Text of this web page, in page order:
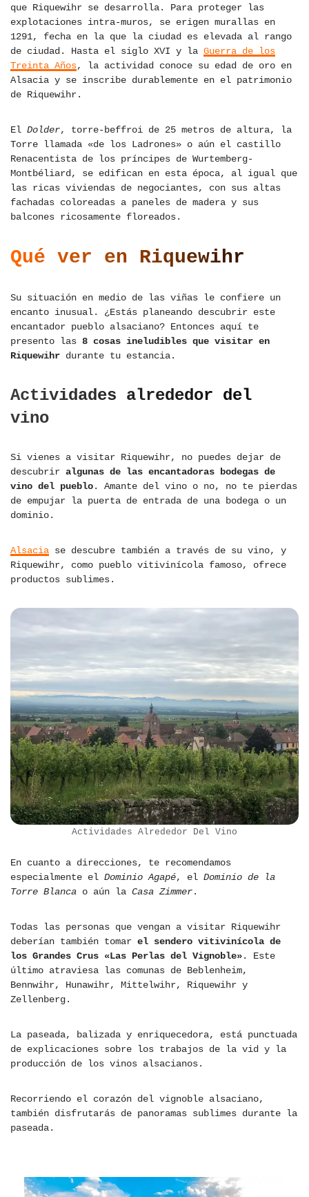
que Riquewihr se desarrolla. Para proteger las
explotaciones intra-muros, se erigen murallas en
1291, fecha en la que la ciudad es elevada al rango
de ciudad. Hasta el siglo XVI y la Guerra de los
Treinta Años, la actividad conoce su edad de oro en
Alsacia y se inscribe durablemente en el patrimonio
de Riquewihr.
El Dolder, torre-beffroi de 25 metros de altura, la
Torre llamada «de los Ladrones» o aún el castillo
Renacentista de los príncipes de Wurtemberg-
Montbéliard, se edifican en esta época, al igual que
las ricas viviendas de negociantes, con sus altas
fachadas coloreadas a paneles de madera y sus
balcones ricosamente floreados.
Qué ver en Riquewihr
Su situación en medio de las viñas le confiere un
encanto inusual. ¿Estás planeando descubrir este
encantador pueblo alsaciano? Entonces aquí te
presento las 8 cosas ineludibles que visitar en
Riquewihr durante tu estancia.
Actividades alrededor del
vino
Si vienes a visitar Riquewihr, no puedes dejar de
descubrir algunas de las encantadoras bodegas de
vino del pueblo. Amante del vino o no, no te pierdas
de empujar la puerta de entrada de una bodega o un
dominio.
Alsacia se descubre también a través de su vino, y
Riquewihr, como pueblo vitivinícola famoso, ofrece
productos sublimes.
Actividades Alrededor Del Vino
En cuanto a direcciones, te recomendamos
especialmente el Dominio Agapé, el Dominio de la
Torre Blanca o aún la Casa Zimmer.
Todas las personas que vengan a visitar Riquewihr
deberían también tomar el sendero vitivinícola de
los Grandes Crus «Las Perlas del Vignoble». Este
último atraviesa las comunas de Beblenheim,
Bennwihr, Hunawihr, Mittelwihr, Riquewihr y
Zellenberg.
La paseada, balizada y enriquecedora, está punctuada
de explicaciones sobre los trabajos de la vid y la
producción de los vinos alsacianos.
Recorriendo el corazón del vignoble alsaciano,
también disfrutarás de panoramas sublimes durante la
paseada.